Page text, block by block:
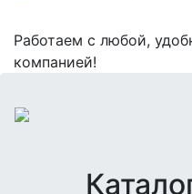
Работаем с любой,
компанией!